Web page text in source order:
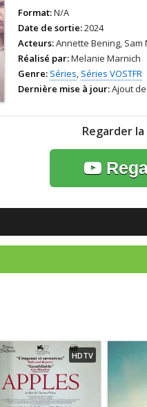
2015
2014
2013
Format:N/A
Date de sortie:2024
Acteurs:Annette Bening, Sam
Réalisé par:Melanie Marnich
Genre: Séries, Séries VOSTFR
Dernière mise à jour:Ajout de
Regarder
HDTV